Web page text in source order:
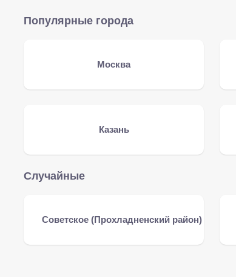
Популярные города
Москва
Казань
Случайные
Советское (Прохладненский район)